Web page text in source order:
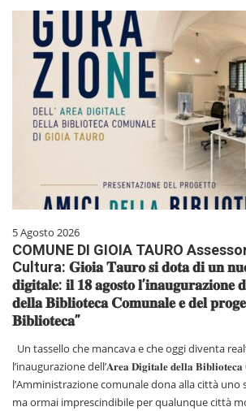
5 Agosto 2026
COMUNE DI GIOIA TAURO
Cultura: 𝐆𝐢𝐨𝐢𝐚 𝐓𝐚𝐮𝐫𝐨 𝐬𝐢 𝐝𝐨𝐭𝐚 𝐝𝐢 𝐮𝐧
𝐝𝐢𝐠𝐢𝐭𝐚𝐥𝐞: 𝐢𝐥 𝟏𝟖 𝐚𝐠𝐨𝐬𝐭𝐨 𝐥’𝐢𝐧𝐚𝐮𝐠𝐮𝐫𝐚𝐳𝐢𝐨𝐧𝐞
𝐝𝐞𝐥𝐥𝐚 𝐁𝐢𝐛𝐥𝐢𝐨𝐭𝐞𝐜𝐚 𝐂𝐨𝐦𝐮𝐧𝐚𝐥𝐞 𝐞 𝐝𝐞𝐥
𝐁𝐢𝐛𝐥𝐢𝐨𝐭𝐞𝐜𝐚”
Un tassello che mancava e che oggi diventa
l’inaugurazione dell’𝐀𝐫𝐞𝐚 𝐃𝐢𝐠𝐢𝐭𝐚𝐥𝐞 𝐝𝐞𝐥𝐥𝐚
l’Amministrazione comunale dona alla città uno
ma ormai imprescindibile per qualunque città